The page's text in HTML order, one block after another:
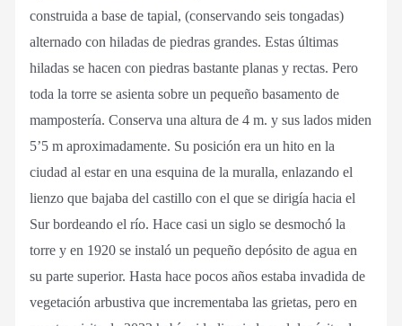
construida a base de tapial, (conservando seis tongadas)
alternado con hiladas de piedras grandes. Estas últimas
hiladas se hacen con piedras bastante planas y rectas. Pero
toda la torre se asienta sobre un pequeño basamento de
mampostería. Conserva una altura de 4 m. y sus lados miden
5’5 m aproximadamente. Su posición era un hito en la
ciudad al estar en una esquina de la muralla, enlazando el
lienzo que bajaba del castillo con el que se dirigía hacia el
Sur bordeando el río. Hace casi un siglo se desmochó la
torre y en 1920 se instaló un pequeño depósito de agua en
su parte superior. Hasta hace pocos años estaba invadida de
vegetación arbustiva que incrementaba las grietas, pero en